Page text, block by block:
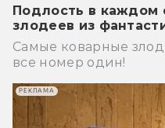
Подлость в каждом
злодеев из
Самые коварные
все номер один!
РЕКЛАМА